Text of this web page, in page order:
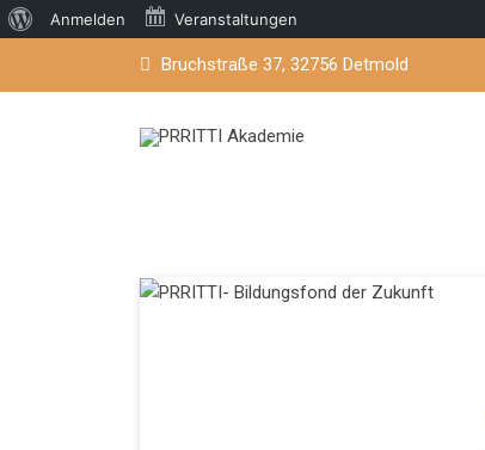
Bruchstraße 37, 32756 Detmold
Über
Anmelden Veranstaltungen